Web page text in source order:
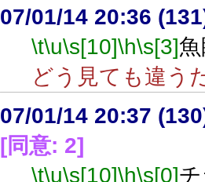
07/01/14 20:36
\t\u\s[10]\h\s[3]
どう見ても違う
07/01/14 20:37
[同意: 2]
\t\u\s[10]\h\s[0]